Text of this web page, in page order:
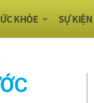
KHỎE SỰ KIỆN